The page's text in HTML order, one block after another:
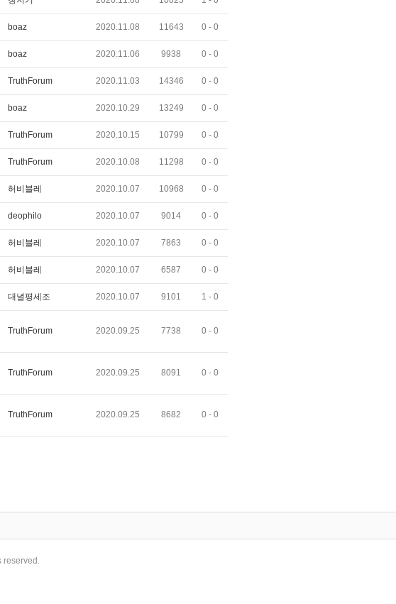
boaz 2020.11.08 11643 0 - 0
boaz 2020.11.06 9938 0 - 0
TruthForum 2020.11.03 14346 0 - 0
boaz 2020.10.29 13249 0 - 0
TruthForum 2020.10.15 10799 0 - 0
TruthForum 2020.10.08 11298 0 - 0
허비블레 2020.10.07 10968 0 - 0
deophilo 2020.10.07 9014 0 - 0
허비블레 2020.10.07 7863 0 - 0
허비블레 2020.10.07 6587 0 - 0
대녈평세조 2020.10.07 9101 1 - 0
TruthForum 2020.09.25 7738 0 - 0
TruthForum 2020.09.25 8091 0 - 0
TruthForum 2020.09.25 8682 0 - 0
reserved.